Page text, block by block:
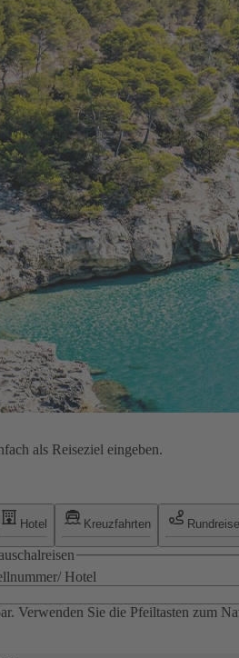
als Reiseziel eingeben.
Hotel Kreuzfahrten
Hotel
Verwenden Sie die Pfeiltasten zum